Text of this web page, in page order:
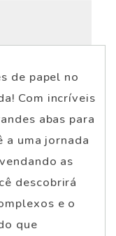
de papel no
Com incríveis
abas para
uma jornada
as
descobrirá
e o
que